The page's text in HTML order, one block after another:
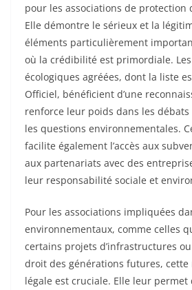
pour les associations de protection
Elle démontre le sérieux et la
éléments particulièrement
où la crédibilité est primordiale.
écologiques agréées, dont la liste
Officiel, bénéficient d’une
renforce leur poids dans les
les questions environnementales.
facilite également l’accès aux
aux partenariats avec des
leur responsabilité sociale et
Pour les associations impliquées
environnementaux, comme celles
certains projets d’infrastructures
droit des générations futures, cette
légale est cruciale. Elle leur permet